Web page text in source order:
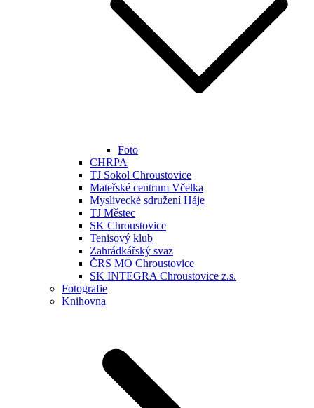
Foto
CHRPA
TJ Sokol Chroustovice
Mateřské centrum Včelka
Myslivecké sdružení Háje
TJ Městec
SK Chroustovice
Tenisový klub
Zahrádkářský svaz
ČRS MO Chroustovice
SK INTEGRA Chroustovice z.s.
Fotografie
Knihovna